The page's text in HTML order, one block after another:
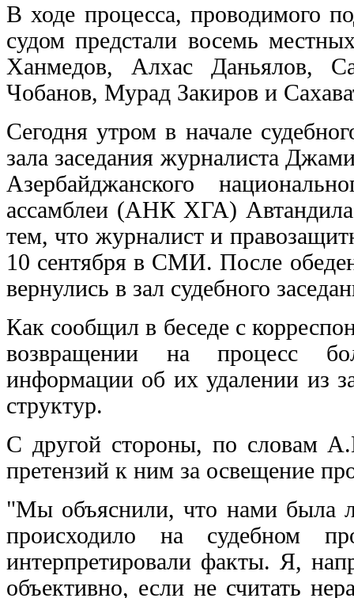
В ходе процесса, проводимого
судом предстали восемь
Ханмедов, Алхас Даньялов,
Чобанов, Мурад Закиров и
Сегодня утром в начале
зала заседания журналиста
Азербайджанского
ассамблеи (АНК ХГА)
тем, что журналист и
10 сентября в СМИ. После
вернулись в зал судебного
Как сообщил в беседе с
возвращении на процесс
информации об их удалении из
структур.
С другой стороны, по словам
претензий к ним за освещение
"Мы объяснили, что нами была
происходило на судебном
интерпретировали факты. Я,
объективно, если не считать